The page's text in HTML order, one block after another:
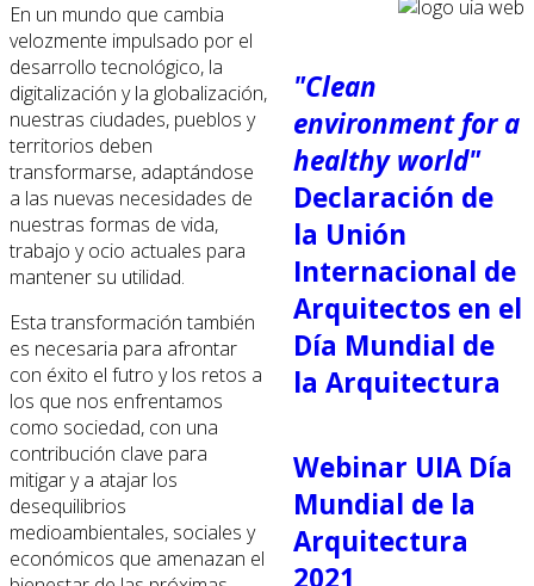
En un mundo que cambia
velozmente impulsado por el
desarrollo tecnológico, la
digitalización y la globalización,
nuestras ciudades, pueblos y
territorios deben
transformarse, adaptándose
a las nuevas necesidades de
nuestras formas de vida,
trabajo y ocio actuales para
mantener su utilidad.
Esta transformación también
es necesaria para afrontar
con éxito el futro y los retos a
los que nos enfrentamos
como sociedad, con una
contribución clave para
mitigar y a atajar los
desequilibrios
medioambientales, sociales y
económicos que amenazan el
"Clean
environment for a
healthy world"
Declaración de
la Unión
Internacional de
Arquitectos en el
Día Mundial de
la Arquitectura
Webinar UIA Día
Mundial de la
Arquitectura